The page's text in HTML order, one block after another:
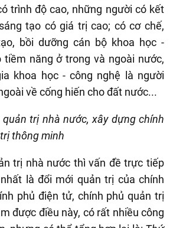
trình độ cao, những người có kết
tạo có giá trị cao; có cơ chế,
bồi dưỡng cán bộ khoa học -
tiềm năng ở trong và ngoài nước,
khoa học - công nghệ là người
về cống hiến cho đất nước...
quản trị nhà nước, xây dựng chính
thông minh
trị nhà nước thì vấn đề trực tiếp
là đổi mới quản trị của chính
phủ điện tử, chính phủ quản trị
được điều này, có rất nhiều công